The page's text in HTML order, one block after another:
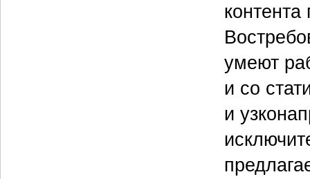
умеют
и со
и